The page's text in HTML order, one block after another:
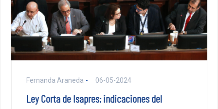
Fernanda Araneda 06-05-2024
Ley Corta de Isapres: indicaciones del